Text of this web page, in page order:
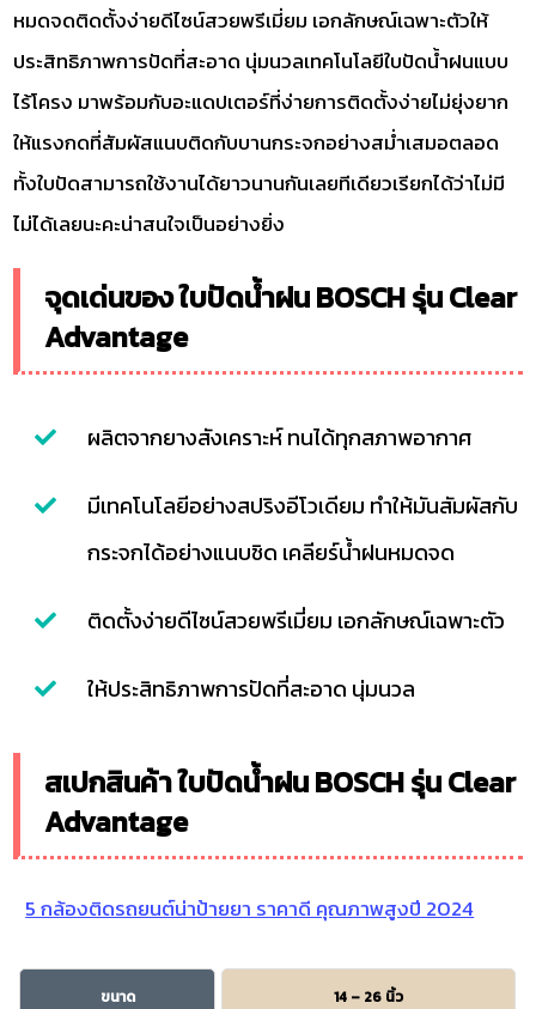
หมดจดติดตั้งง่ายดีไซน์สวยพรีเมี่ยม เอกลักษณ์เฉพาะตัวให้
ประสิทธิภาพการปัดที่สะอาด นุ่มนวลเทคโนโลยีใบปัดน้ำฝนแบบ
ไร้โครง มาพร้อมกับอะแดปเตอร์ที่ง่ายการติดตั้งง่ายไม่ยุ่งยาก
ให้แรงกดที่สัมผัสแนบติดกับบานกระจกอย่างสม่ำเสมอตลอด
ทั้งใบปัดสามารถใช้งานได้ยาวนานกันเลยทีเดียวเรียกได้ว่าไม่มี
ไม่ได้เลยนะคะน่าสนใจเป็นอย่างยิ่ง
จุดเด่นของ ใบปัดน้ำฝน BOSCH รุ่น Clear
Advantage
ผลิตจากยางสังเคราะห์ ทนได้ทุกสภาพอากาศ
มีเทคโนโลยีอย่างสปริงอีโวเดียม ทำให้มันสัมผัสกับ
กระจกได้อย่างแนบชิด เคลียร์น้ำฝนหมดจด
ติดตั้งง่ายดีไซน์สวยพรีเมี่ยม เอกลักษณ์เฉพาะตัว
ให้ประสิทธิภาพการปัดที่สะอาด นุ่มนวล
สเปกสินค้า ใบปัดน้ำฝน BOSCH รุ่น Clear
Advantage
5 กล้องติดรถยนต์น่าป้ายยา ราคาดี คุณภาพสูงปี 2024
ขนาด 14 – 26 นิ้ว